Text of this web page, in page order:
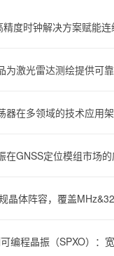
时钟解决方案赋能连续血糖
光雷达测绘提供可靠的姿
多领域的技术应用架构、性
在GNSS定位模组市场
阵容，覆盖MHz&32.768kHz
振（SPXO）：宽温低功耗，